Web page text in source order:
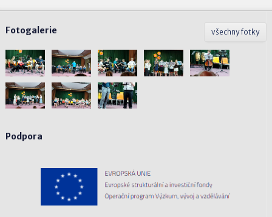
všechny fotky
Fotogalerie
Podpora